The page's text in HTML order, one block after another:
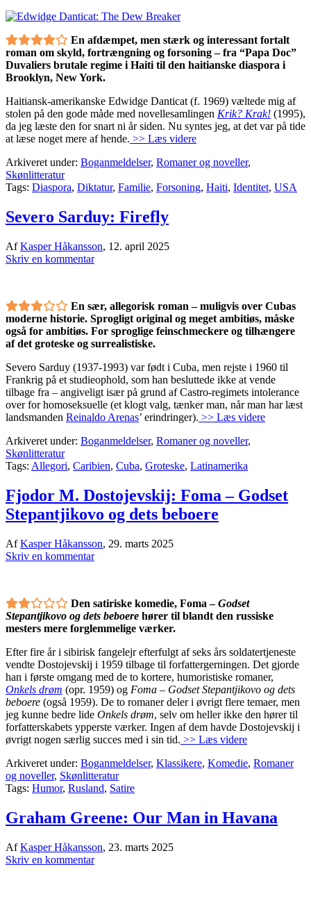
En afdæmpet, men stærk og interessant fortalt
roman om skyld, fortrængning og forsoning – fra “Papa Doc”
Duvaliers brutale regime i Haiti til den haitianske diaspora i
Brooklyn, New York.
Haitiansk-amerikanske Edwidge Danticat (f. 1969) væltede mig af
stolen på den gode måde med novellesamlingen Krik? Krak! (1995),
da jeg læste den for snart ni år siden. Nu syntes jeg, at det var på tide
at læse noget mere af hende. >> Læs videre
Arkiveret under: Boganmeldelser, Romaner og noveller,
Skønlitteratur
Tags: Diaspora, Diktatur, Familie, Forsoning, Haiti, Identitet, USA
Severo Sarduy: Firefly
AfKasper Håkansson, 12. april 2025
Skriv en kommentar
En sær, allegorisk roman – muligvis over Cubas
moderne historie. Sprogligt original og meget ambitiøs, måske
også for ambitiøs. For sproglige feinschmeckere og tilhængere
af det groteske og surrealistiske.
Severo Sarduy (1937-1993) var født i Cuba, men rejste i 1960 til
Frankrig på et studieophold, som han besluttede ikke at vende
tilbage fra – angiveligt især på grund af Castro-regimets intolerance
over for homoseksuelle (et klogt valg, tænker man, når man har læst
landsmanden Reinaldo Arenas’ erindringer). >> Læs videre
Arkiveret under: Boganmeldelser, Romaner og noveller,
Skønlitteratur
Tags: Allegori, Caribien, Cuba, Groteske, Latinamerika
Fjodor M. Dostojevskij: Foma – Godset
Stepantjikovo og dets beboere
AfKasper Håkansson, 29. marts 2025
Skriv en kommentar
Den satiriske komedie, Foma –Godset
Stepantjikovo og dets beboere hører til blandt den russiske
mesters mere forglemmelige værker.
Efter fire år i sibirisk fangelejr efterfulgt af seks års soldatertjeneste
vendte Dostojevskij i 1959 tilbage til forfattergerningen. Det gjorde
han i første omgang med de to kortere, humoristiske romaner,
Onkels drøm (opr. 1959) og Foma – Godset Stepantjikovo og dets
beboere (også 1959). De to romaner deler i øvrigt flere temaer, men
jeg kunne bedre lide Onkels drøm, selv om heller ikke den hører til
forfatterskabets ypperste værker. Ingen af dem havde Dostojevskij i
øvrigt nogen særlig succes med i sin tid. >> Læs videre
Arkiveret under: Boganmeldelser, Klassikere, Komedie, Romaner
og noveller, Skønlitteratur
Tags: Humor, Rusland, Satire
Graham Greene: Our Man in Havana
AfKasper Håkansson, 23. marts 2025
Skriv en kommentar